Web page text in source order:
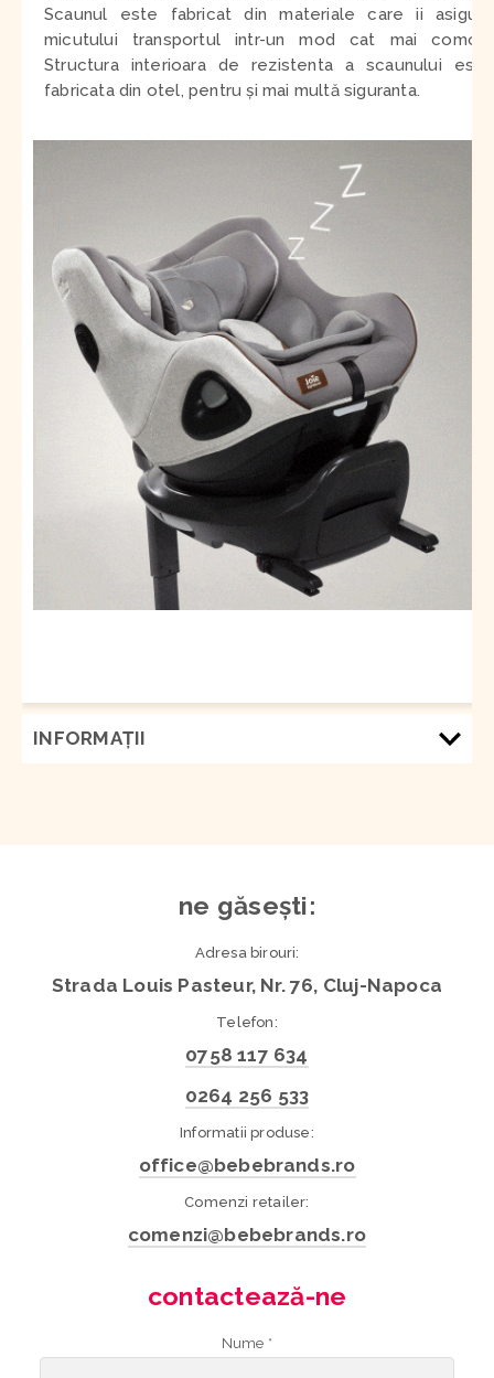
Scaunul este fabricat din materiale care ii asigura
micutului transportul intr-un mod cat mai comod.
Structura interioara de rezistenta a scaunului este
fabricata din otel, pentru și mai multă siguranta.
INFORMAŢII
ne găsești:
Adresa birouri:
Strada Louis Pasteur, Nr. 76, Cluj-Napoca
Telefon:
0758 117 634
0264 256 533
Informatii produse:
office@bebebrands.ro
Comenzi retailer:
comenzi@bebebrands.ro
contactează-ne
Nume *